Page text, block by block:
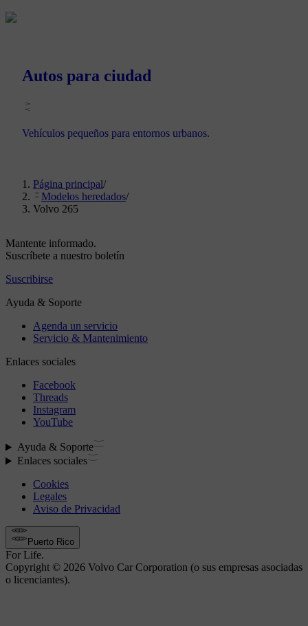
Autos para ciudad
Vehículos pequeños para entornos urbanos.
Página principal/
Modelos heredados/
Volvo 265